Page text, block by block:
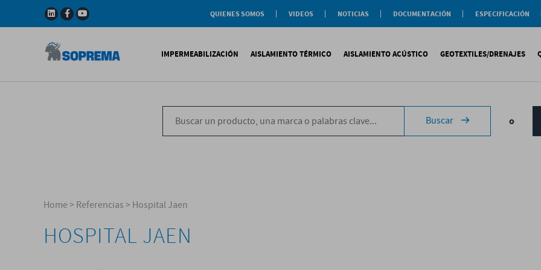
QUIENES SOMOS
VIDEOS
NOTICIAS
DOCUMENTACIÓN
Documentación General
ESPECIFICACIÓN
Certificaciones
IMPERMEABILIZACIÓN
Impermeabilización Bituminosa
Impermeabilización Sintética
Impermeabilización Líquida
AISLAMIENTO TÉRMICO
XPS
Texlosa
PIR
AISLAMIENTO ACÚSTICO
Tecsound®
Texfon
Texsilen
GEOTEXTILES/DRENAJES
Geotextiles
Drenajes
Buscar o
Home>Referencias>Hospital Jaen
HOSPITAL JAEN